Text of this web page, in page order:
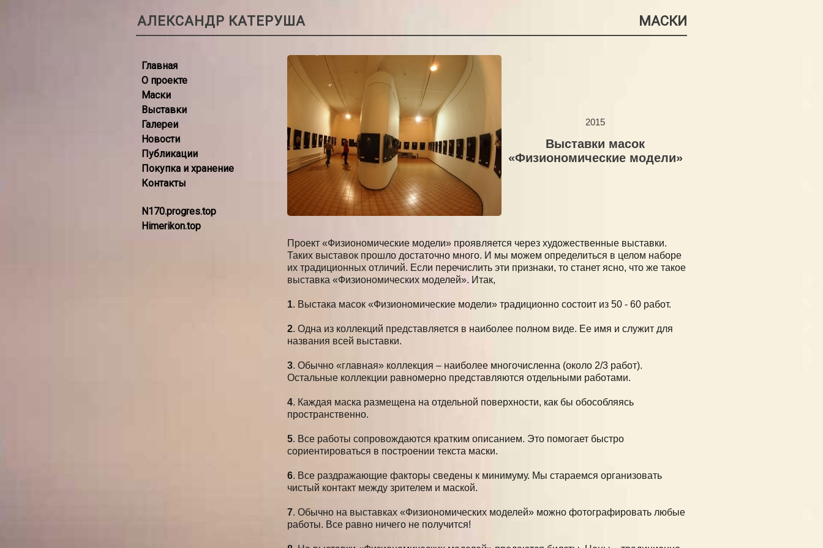
АЛЕКСАНДР КАТЕРУША МАСКИ
Главная
О проекте
Маски
Выставки
Галереи
Новости
Публикации
Покупка и хранение
Контакты
N170.progres.top
Himerikon.top
2015
Выставки масок
«Физиономические модели»
Проект «Физиономические модели» проявляется через художественные выставки.
Таких выставок прошло достаточно много. И мы можем определиться в целом наборе
их традиционных отличий. Если перечислить эти признаки, то станет ясно, что же такое
выставка «Физиономических моделей». Итак,
1. Выстака масок «Физиономические модели» традиционно состоит из 50 - 60 работ.
2. Одна из коллекций представляется в наиболее полном виде. Ее имя и служит для
названия всей выставки.
3. Обычно «главная» коллекция – наиболее многочисленна (около 2/3 работ).
Остальные коллекции равномерно представляются отдельными работами.
4. Каждая маска размещена на отдельной поверхности, как бы обособляясь
пространственно.
5. Все работы сопровождаются кратким описанием. Это помогает быстро
сориентироваться в построении текста маски.
6. Все раздражающие факторы сведены к минимуму. Мы стараемся организовать
чистый контакт между зрителем и маской.
7. Обычно на выставках «Физиономических моделей» можно фотографировать любые
работы. Все равно ничего не получится!